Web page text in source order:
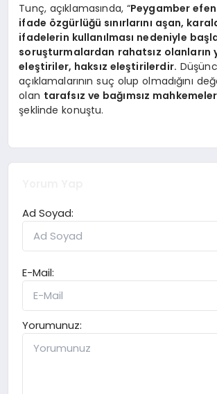
Tunç, açıklamasında, “Peygamber
ifade özgürlüğü sınırlarını aşan,
ifadelerin kullanılması nedeniyle
soruşturmalardan rahatsız olanların
eleştiriler, haksız eleştirilerdir.
açıklamalarının suç olup olmadığını
olan tarafsız ve bağımsız
şeklinde konuştu.
Ad Soyad:
E-Mail:
Yorumunuz: